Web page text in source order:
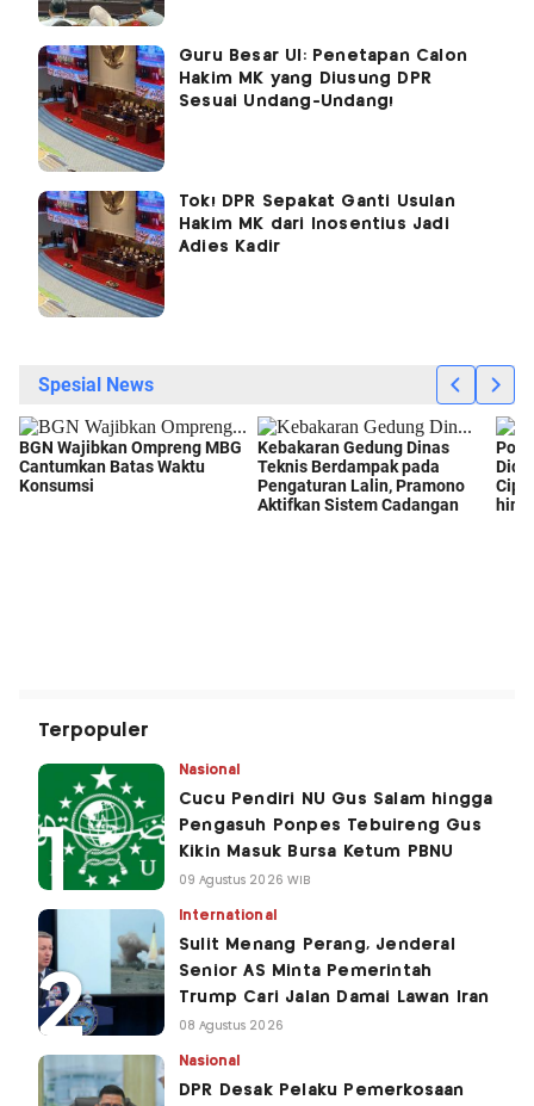
Guru Besar UI: Penetapan Calon
Hakim MK yang Diusung DPR
Sesuai Undang-Undang!
Tok! DPR Sepakat Ganti Usulan
Hakim MK dari Inosentius Jadi
Adies Kadir
Terpopuler
Nasional
Cucu Pendiri NU Gus Salam hingga
Pengasuh Ponpes Tebuireng Gus
Kikin Masuk Bursa Ketum PBNU
09 Agustus 2026 WIB
International
Sulit Menang Perang, Jenderal
Senior AS Minta Pemerintah
Trump Cari Jalan Damai Lawan Iran
08 Agustus 2026
Nasional
DPR Desak Pelaku Pemerkosaan